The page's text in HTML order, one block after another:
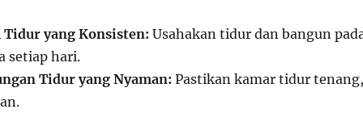
Tidur yang Konsisten: Usahakan tidur dan bangun
setiap hari.
Tidur yang Nyaman: Pastikan kamar tidur tenang,